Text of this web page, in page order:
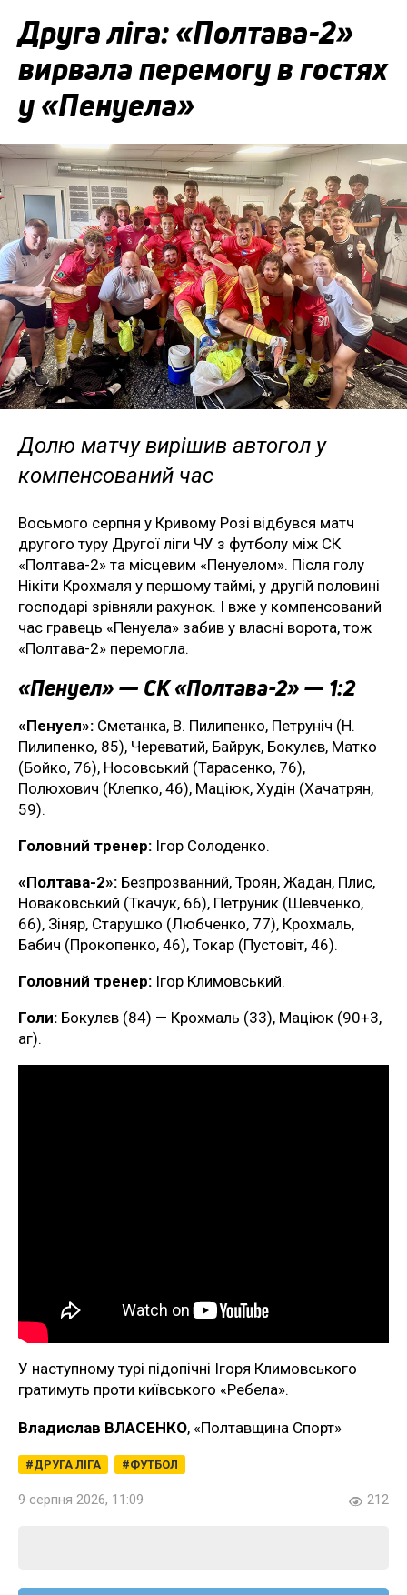
Друга ліга: «Полтава-2»
вирвала перемогу в гостях
у «Пенуела»
Долю матчу вирішив автогол у
компенсований час
Восьмого серпня у Кривому Розі відбувся матч
другого туру Другої ліги ЧУ з футболу між СК
«Полтава-2» та місцевим «Пенуелом». Після голу
Нікіти Крохмаля у першому таймі, у другій половині
господарі зрівняли рахунок. І вже у компенсований
час гравець «Пенуела» забив у власні ворота, тож
«Полтава-2» перемогла.
«Пенуел» — СК «Полтава-2» — 1:2
«Пенуел»: Сметанка, В. Пилипенко, Петруніч (Н.
Пилипенко, 85), Череватий, Байрук, Бокулєв, Матко
(Бойко, 76), Носовський (Тарасенко, 76),
Полюхович (Клепко, 46), Маціюк, Худін (Хачатрян,
59).
Головний тренер: Ігор Солоденко.
«Полтава-2»: Безпрозванний, Троян, Жадан, Плис,
Новаковський (Ткачук, 66), Петруник (Шевченко,
66), Зіняр, Старушко (Любченко, 77), Крохмаль,
Бабич (Прокопенко, 46), Токар (Пустовіт, 46).
Головний тренер: Ігор Климовський.
Голи: Бокулєв (84) — Крохмаль (33), Маціюк (90+3,
аг).
У наступному турі підопічні Ігоря Климовського
гратимуть проти київського «Ребела».
Владислав ВЛАСЕНКО, «Полтавщина Спорт»
ДРУГА ЛІГА ФУТБОЛ
9 серпня 2026, 11:09 212